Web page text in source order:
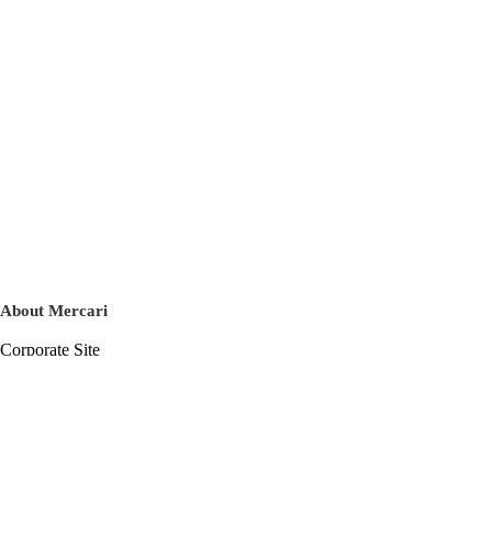
About Mercari
Corporate Site